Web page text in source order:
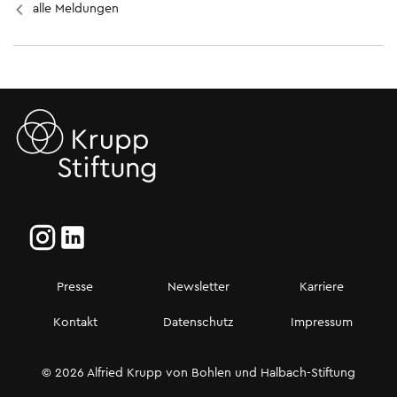
alle Meldungen
Presse Newsletter
Karriere
Kontakt
Datenschutz Impressum
© 2026 Alfried Krupp von Bohlen und Halbach-Stiftung